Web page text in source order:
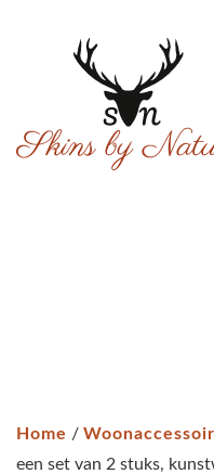
Home /
een set van 2 stuks,